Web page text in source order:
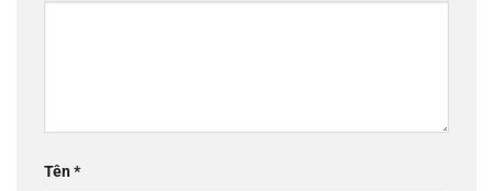
Tên*